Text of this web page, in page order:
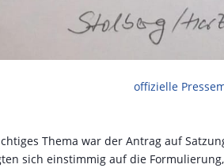
offizielle
Thema war der Antrag auf
sich einstimmig auf die